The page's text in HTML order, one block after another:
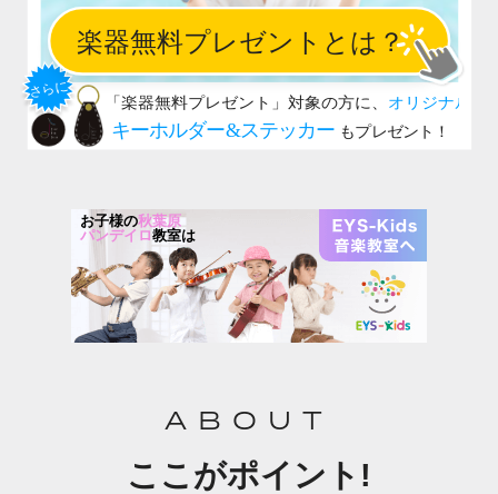
お子様の秋葉原
パンデイロ教室は
ABOUT
ここがポイント!